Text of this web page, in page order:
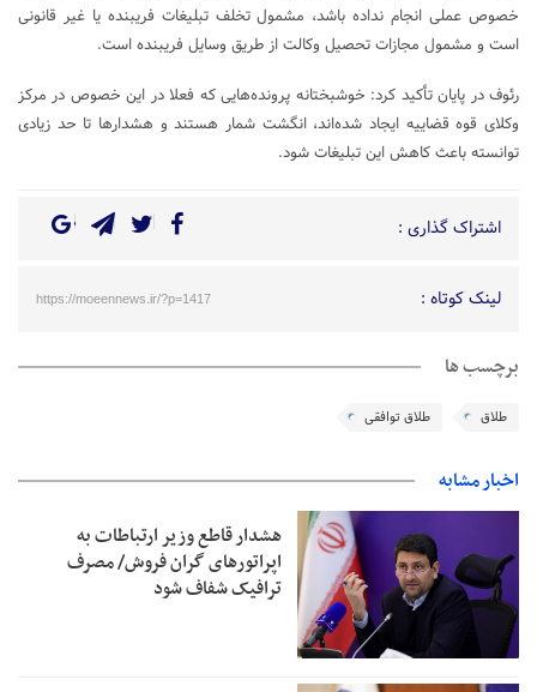
خصوص عملی انجام نداده باشد، مشمول تخلف تبلیغات فریبنده یا غیر قانونی
است و مشمول مجازات تحصیل وکالت از طریق وسایل فریبنده است.
رئوف در پایان تأکید کرد: خوشبختانه پرونده‌هایی که فعلا در این خصوص در مرکز
وکلای قوه قضاییه ایجاد شده‌اند، انگشت شمار هستند و هشدار‌ها تا حد زیادی
توانسته باعث کاهش این تبلیغات شود.
اشتراک گذاری :
لینک کوتاه : https://moeennews.ir/?p=1417
برچسب ها
طلاق طلاق توافقی
اخبار مشابه
هشدار قاطع وزیر ارتباطات به
اپراتورهای گران فروش/ مصرف
ترافیک شفاف شود